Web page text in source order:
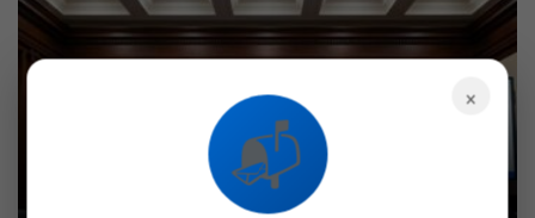
Estados Unidos y Japón intervienen el yen de forma
conjunta con un alza del 3,3%
604
×
📬